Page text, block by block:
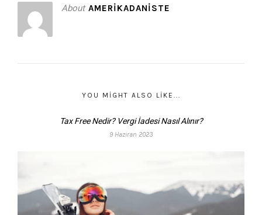
About AMERIKADANISTE
YOU MIGHT ALSO LIKE...
Tax Free Nedir? Vergi İadesi Nasıl Alınır?
9 Haziran 2023